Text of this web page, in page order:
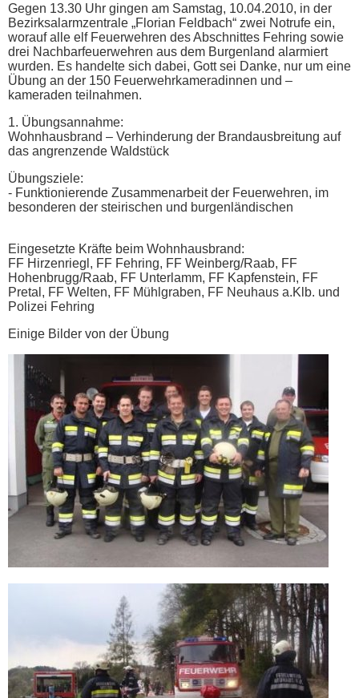
Gegen 13.30 Uhr gingen am Samstag, 10.04.2010, in der
Bezirksalarmzentrale „Florian Feldbach“ zwei Notrufe ein,
worauf alle elf Feuerwehren des Abschnittes Fehring sowie
drei Nachbarfeuerwehren aus dem Burgenland alarmiert
wurden. Es handelte sich dabei, Gott sei Danke, nur um eine
Übung an der 150 Feuerwehrkameradinnen und –
kameraden teilnahmen.
1. Übungsannahme:
Wohnhausbrand – Verhinderung der Brandausbreitung auf
das angrenzende Waldstück
Übungsziele:
- Funktionierende Zusammenarbeit der Feuerwehren, im
besonderen der steirischen und burgenländischen
Eingesetzte Kräfte beim Wohnhausbrand:
FF Hirzenriegl, FF Fehring, FF Weinberg/Raab, FF
Hohenbrugg/Raab, FF Unterlamm, FF Kapfenstein, FF
Pretal, FF Welten, FF Mühlgraben, FF Neuhaus a.Klb. und
Polizei Fehring
Einige Bilder von der Übung